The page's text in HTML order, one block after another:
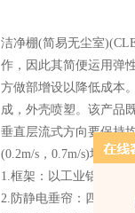
洁净棚(简易无尘室
作，因此其简便运用弹
方做部增设以降低成本
成，外壳喷塑。该产品
垂直层流式方向要保持
(0.2m/s，0.7m/s)均有涡
1.框架：以工业铝材（
2.防静电垂帘：四周围